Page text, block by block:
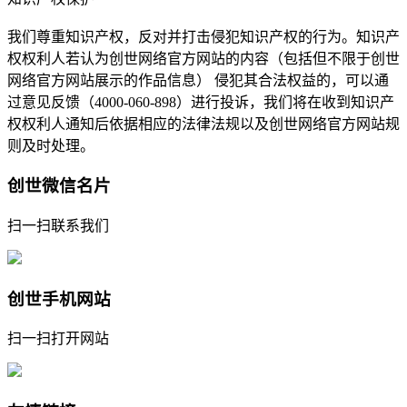
我们尊重知识产权，反对并打击侵犯知识产权的行为。知识产
权权利人若认为创世网络官方网站的内容（包括但不限于创世
网络官方网站展示的作品信息） 侵犯其合法权益的，可以通
过意见反馈（4000-060-898）进行投诉，我们将在收到知识产
权权利人通知后依据相应的法律法规以及创世网络官方网站规
则及时处理。
创世微信名片
扫一扫联系我们
创世手机网站
扫一扫打开网站